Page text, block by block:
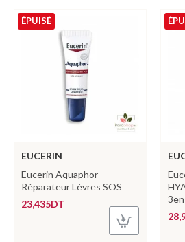
ÉPUISÉ
EUCERIN
Eucerin Aquaphor
Réparateur Lèvres SOS
23,435DT